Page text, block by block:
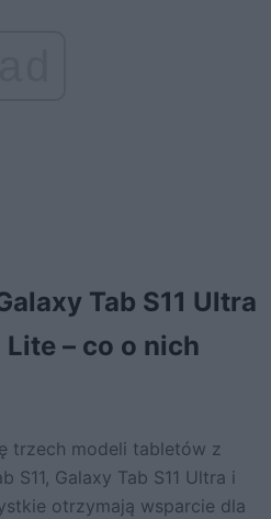
Tab S11 Ultra
Lite – co o nich
trzech modeli tabletów z
S11, Galaxy Tab S11 Ultra i
otrzymają wsparcie dla